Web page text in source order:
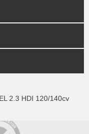
2.3 HDI 120/140cv